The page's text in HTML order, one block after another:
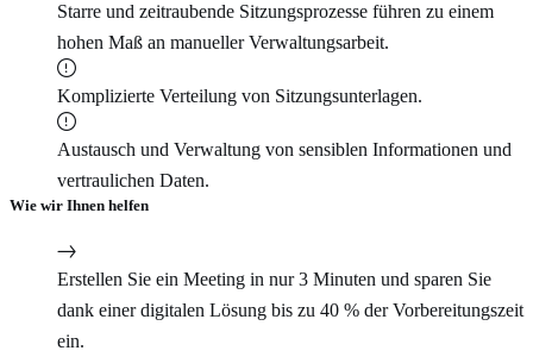
Starre und zeitraubende Sitzungsprozesse führen zu einem
hohen Maß an manueller Verwaltungsarbeit.
Komplizierte Verteilung von Sitzungsunterlagen.
Austausch und Verwaltung von sensiblen Informationen und
vertraulichen Daten.
Wie wir Ihnen helfen
Erstellen Sie ein Meeting in nur 3 Minuten und sparen Sie
dank einer digitalen Lösung bis zu 40 % der Vorbereitungszeit
ein.